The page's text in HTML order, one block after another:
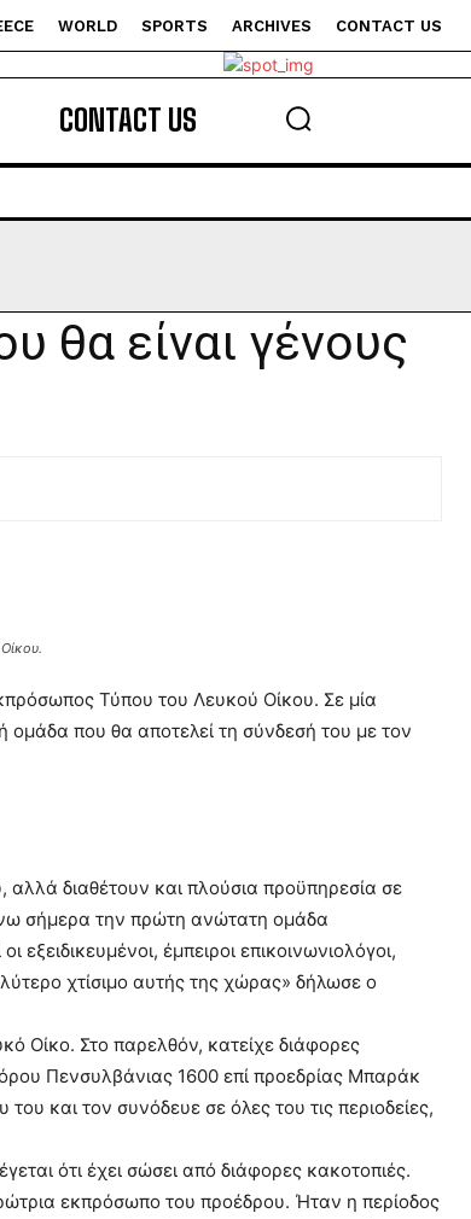
WORLD SPORTS ARCHIVES CONTACT US
CONTACT US
θα είναι γένους
Τύπου του Λευκού Οίκου. Σε μία
ομάδα που θα αποτελεί τη σύνδεσή του με τον
αλλά διαθέτουν και πλούσια προϋπηρεσία σε
σήμερα την πρώτη ανώτατη ομάδα
έμπειροι επικοινωνιολόγοι,
χτίσιμο αυτής της χώρας» δήλωσε ο
Οίκο. Στο παρελθόν, κατείχε διάφορες
Πενσυλβάνιας 1600 επί προεδρίας Μπαράκ
και τον συνόδευε σε όλες του τις περιοδείες,
ότι έχει σώσει από διάφορες κακοτοπιές.
εκπρόσωπο του προέδρου. Ήταν η περίοδος